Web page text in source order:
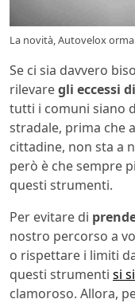
La novità, Autovelox
Se ci sia davvero
rilevaregli eccessi
tutti i comuni siano
stradale, prima che
cittadine, non sta a
però è che sempre
questi strumenti.
Per evitare di
nostro percorso a
o rispettare i limiti
questi strumenti si
clamoroso. Allora,